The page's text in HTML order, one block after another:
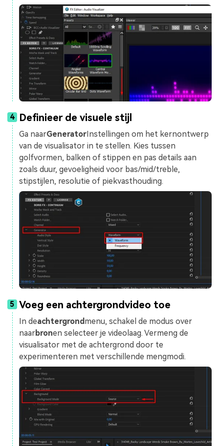
4 Definieer de visuele stijl
Ga naarGenerator Instellingen om het kernontwerp
van de visualisator in te stellen. Kies tussen
golfvormen, balken of stippen en pas details aan
zoals duur, gevoeligheid voor bas/mid/treble,
stipstijlen, resolutie of piekvasthouding.
5 Voeg een achtergrondvideo toe
In deachtergrond menu, schakel de modus over
naarbronen selecteer je videolaag. Vermeng de
visualisator met de achtergrond door te
experimenteren met verschillende mengmodi.